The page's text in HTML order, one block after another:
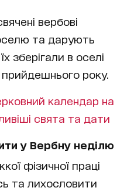
вербові
та дарують
зберігали в оселі
прийдешнього року.
календар на
свята та дати
у Вербну неділю
фізичної праці
та лихословити